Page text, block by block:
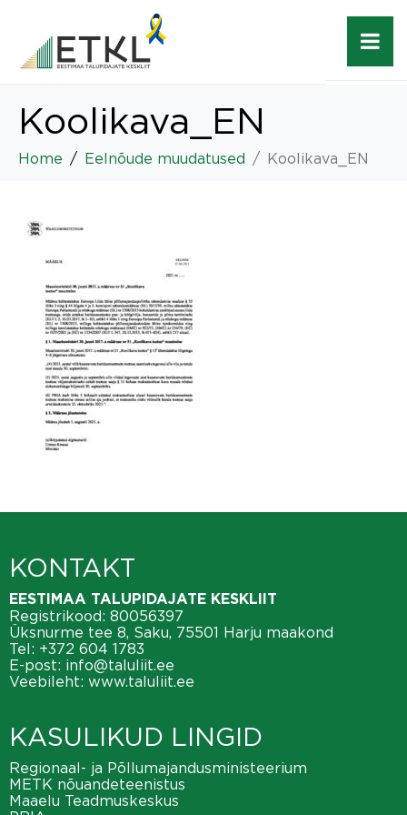
Koolikava_EN
Home Eelnõude muudatused Koolikava_EN
KONTAKT
EESTIMAA TALUPIDAJATE KESKLIIT
Registrikood: 80056397
Üksnurme tee 8, Saku, 75501 Harju maakond
Tel: +372 604 1783
E-post: info@taluliit.ee
Veebileht: www.taluliit.ee
KASULIKUD LINGID
Regionaal- ja Põllumajandusministeerium
METK nõuandeteenistus
Maaelu Teadmuskeskus